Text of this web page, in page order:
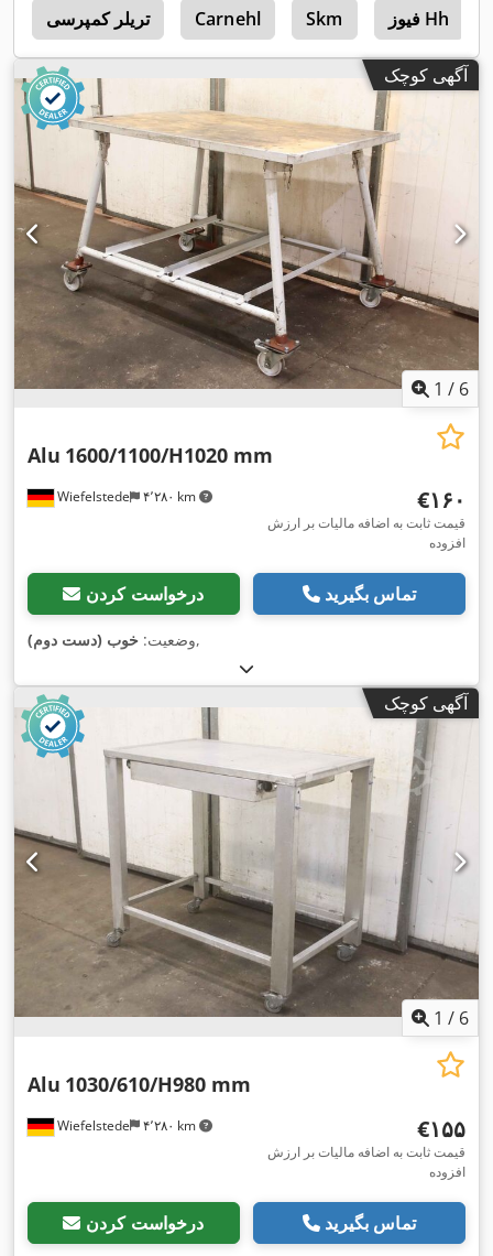
تریلر کمپرسی Carnehl Skm فیوز Hh
آگهی کوچک
1 / 6
Wiefelstede ۴٬۲۸۰ km
Alu 1600/1100/H1020 mm
‎€۱۶۰
قیمت ثابت به اضافه مالیات بر ارزش
افزوده
درخواست کردن تماس بگیرید
وضعیت: خوب (دست دوم) ,
آگهی کوچک
1 / 6
Wiefelstede ۴٬۲۸۰ km
Alu 1030/610/H980 mm
‎€۱۵۵
قیمت ثابت به اضافه مالیات بر ارزش
افزوده
درخواست کردن تماس بگیرید